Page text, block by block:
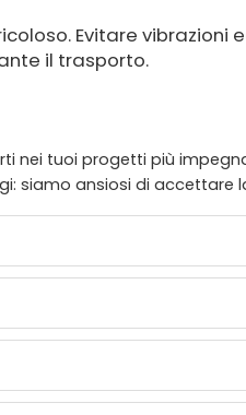
Evitare vibrazioni
il trasporto.
tuoi progetti più
siamo ansiosi di accettare